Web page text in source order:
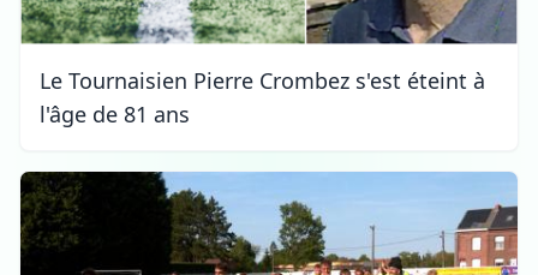
Le Tournaisien Pierre Crombez s'est éteint à
l'âge de 81 ans